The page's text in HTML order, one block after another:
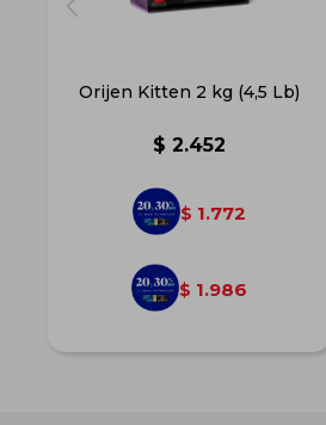
Orijen Kitten 2 kg (4,5 Lb)
$ 2.452
$ 1.772
$ 1.986